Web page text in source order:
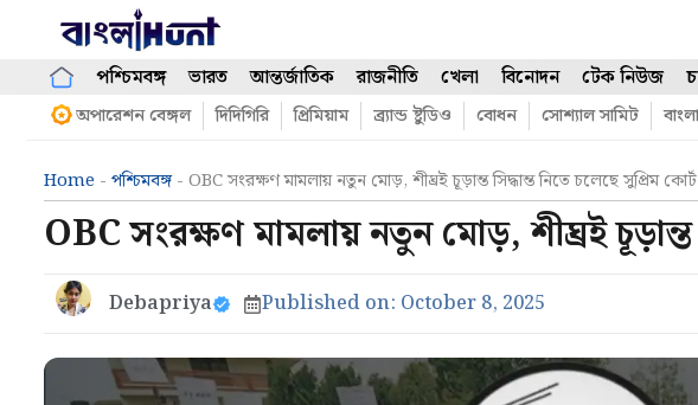
content
পশ্চিমবঙ্গ ভারত আন্তর্জাতিক রাজনীতি খেলা বিনোদন টেক নিউজ
অপারেশন বেঙ্গল দিদিগিরি প্রিমিয়াম ব্র্যান্ড ষ্টুডিও বোধন সোশ্যাল সামিট
Home - পশ্চিমবঙ্গ- OBC সংরক্ষণ মামলায় নতুন মোড়, শীঘ্রই চূড়ান্ত সিদ্ধান্ত নিতে চলেছে সুপ্রিম কোর্ট
OBC সংরক্ষণ মামলায় নতুন মোড়, শীঘ্রই চূড়ান্ত
Debapriya Published on: October 8, 2025